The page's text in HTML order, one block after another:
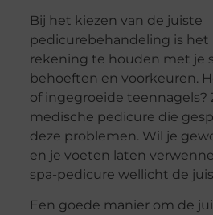
Bij het kiezen van de juiste
pedicurebehandeling is het
rekening te houden met je
behoeften en voorkeuren.
of ingegroeide teennagels?
medische pedicure die
deze problemen. Wil je
en je voeten laten
spa-pedicure wellicht de
Een goede manier om de